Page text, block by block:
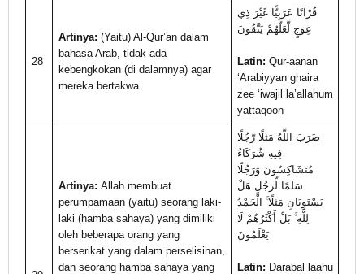
28
Artinya: (Yaitu) Al-Qur’an dalam
bahasa Arab, tidak ada
kebengkokan (di dalamnya) agar
mereka bertakwa.
قُرْآنًا عَرَبِيًّا غَيْرَ ذِي
عِوَجٍ لَّعَلَّهُمْ يَتَّقُونَ
Latin: Qur-aanan
‘Arabiyyan ghaira
zee ‘iwajil la’allahum
yattaqoon
Artinya: Allah membuat
perumpamaan (yaitu) seorang laki-
laki (hamba sahaya) yang dimiliki
oleh beberapa orang yang
berserikat yang dalam perselisihan,
dan seorang hamba sahaya yang
ضَرَبَ اللَّهُ مَثَلًا رَّجُلًا
فِيهِ شُرَكَاءُ
مُتَشَاكِسُونَ وَرَجُلًا
سَلَمًا لِّرَجُلٍ هَلْ
يَسْتَوِيَانِ مَثَلًا ۚ الْحَمْدُ
لِلَّهِ ۚ بَلْ أَكْثَرُهُمْ لَا
يَعْلَمُونَ
Latin: Darabal laahu